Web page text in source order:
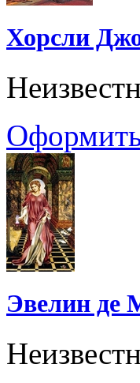
Хорсли
Оформить
Эвелин де